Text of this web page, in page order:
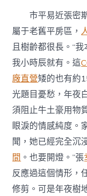
市平易近張密
屬于老舊平房區，
且樹齡都很長。“
我小時辰就有。這
廠直營矮的也有約
光題目憂愁，年夜
須阻止牛土豪用物
眼淚的情感純度。
聞，她已經完全沉
間 。也要開燈。”張
反應過這個情形，
修剪。可是年夜樹